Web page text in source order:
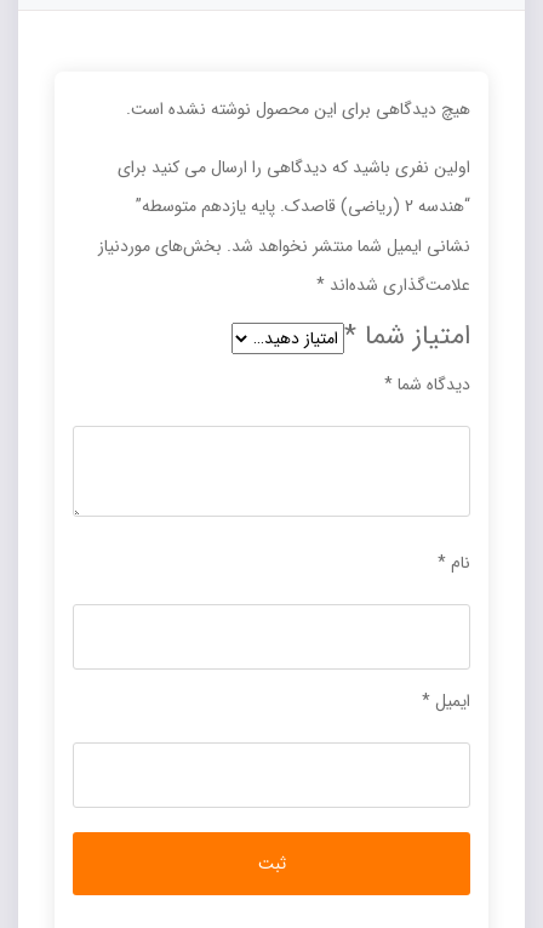
هیچ دیدگاهی برای این محصول نوشته نشده است.
اولین نفری باشید که دیدگاهی را ارسال می کنید برای
“هندسه 2 (رياضي) قاصدک. پایه يازدهم متوسطه”
نشانی ایمیل شما منتشر نخواهد شد. بخش‌های موردنیاز
علامت‌گذاری شده‌اند *
امتیاز شما *
دیدگاه شما*
نام*
ایمیل*